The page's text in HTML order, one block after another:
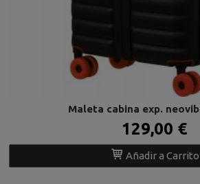
Maleta cabina exp.
129,00 €
Añadir a Carrito